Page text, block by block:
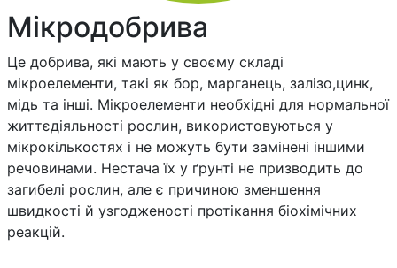
Мікродобрива
Це добрива, які мають у своєму складі
мікроелементи, такі як бор, марганець, залізо,цинк,
мідь та інші. Мікроелементи необхідні для нормальної
життєдіяльності рослин, використовуються у
мікрокількостях і не можуть бути замінені іншими
речовинами. Нестача їх у ґрунті не призводить до
загибелі рослин, але є причиною зменшення
швидкості й узгодженості протікання біохімічних
реакцій.